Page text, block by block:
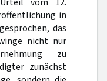
in
das
nicht nur
zu
zunächst